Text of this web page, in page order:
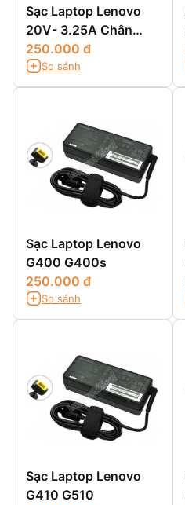
Sạc Laptop Lenovo
20V- 3.25A Chân
Vuông
250.000 đ
So sánh
Sạc Laptop Lenovo
G400 G400s
250.000 đ
So sánh
Sạc Laptop Lenovo
G410 G510